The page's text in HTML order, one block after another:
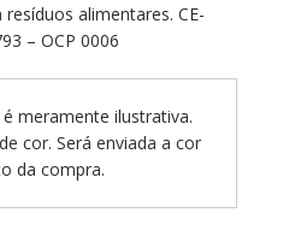
alimentares. CE-
– OCP 0006
meramente ilustrativa.
cor. Será enviada a cor
da compra.